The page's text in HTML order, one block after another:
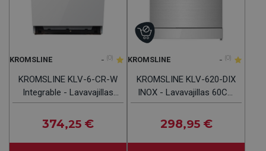
KROMSLINE - (0)
KROMSLINE KLV-6-CR-W
Integrable - Lavavajillas
60CM 12 Servicios
374,25 €
KROMSLINE - (0)
KROMSLINE KLV-620-DIX
INOX - Lavavajillas 60CM
12 Servicios
298,95 €